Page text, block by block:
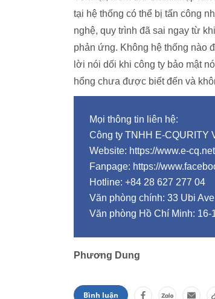
tại hệ thống có thể bị tấn công
nghệ, quy trình đã sai ngay từ
phản ứng. Không hệ thống nào
lời nói dối khi công ty bảo mật
hổng chưa được biết đến và
Mọi thông tin liên hệ:
Công ty TNHH E-CQURITY
Website: https://www.e-cq.net
Fanpage: https://
Hotline: +84 28 627 277 04
Văn phòng chính: 33 Ubi
Văn phòng Hồ Chí Minh:
Phương Dung
Bình luận